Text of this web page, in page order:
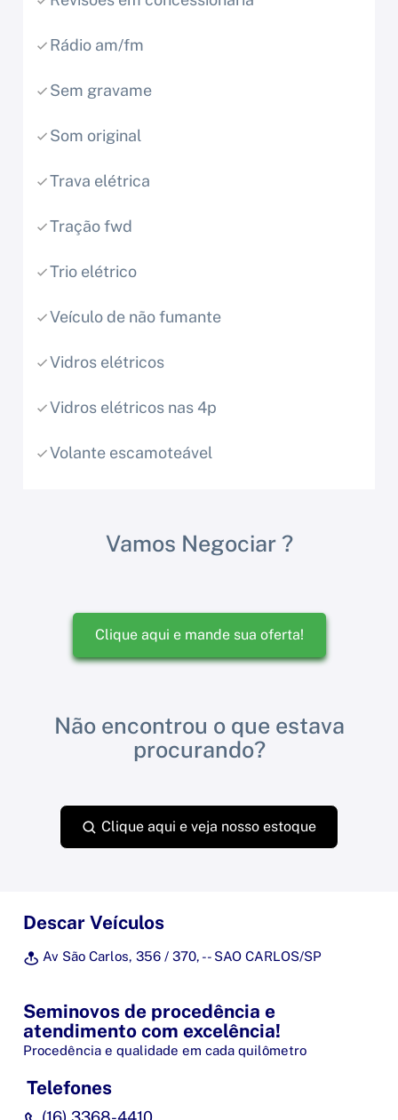
Rádio am/fm
Sem gravame
Som original
Trava elétrica
Tração fwd
Trio elétrico
Veículo de não fumante
Vidros elétricos
Vidros elétricos nas 4p
Volante escamoteável
Vamos Negociar ?
Clique aqui e mande sua oferta!
Não encontrou o que estava
procurando?
Clique aqui e veja nosso estoque
Descar Veículos
Av São Carlos, 356 / 370, - - SAO CARLOS/SP
Seminovos de procedência e
atendimento com excelência!
Procedência e qualidade em cada quilômetro
Telefones